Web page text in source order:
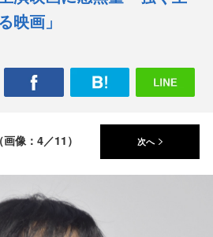
e
映画」
（画像：4／11） 次へ